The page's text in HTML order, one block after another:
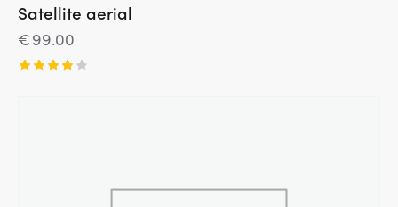
Satellite aerial
€99.00